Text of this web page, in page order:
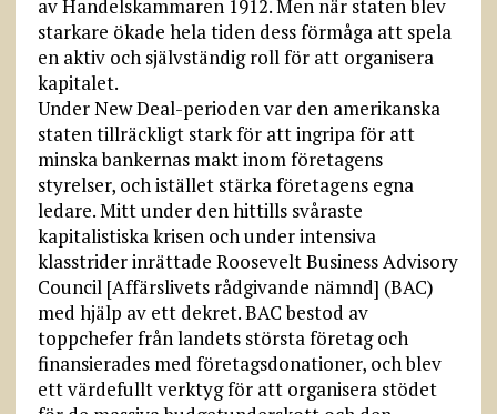
av Handelskammaren 1912. Men när staten blev
starkare ökade hela tiden dess förmåga att spela
en aktiv och självständig roll för att organisera
kapitalet.
Under New Deal-perioden var den amerikanska
staten tillräckligt stark för att ingripa för att
minska bankernas makt inom företagens
styrelser, och istället stärka företagens egna
ledare. Mitt under den hittills svåraste
kapitalistiska krisen och under intensiva
klasstrider inrättade Roosevelt Business Advisory
Council [Affärslivets rådgivande nämnd] (BAC)
med hjälp av ett dekret. BAC bestod av
toppchefer från landets största företag och
finansierades med företagsdonationer, och blev
ett värdefullt verktyg för att organisera stödet